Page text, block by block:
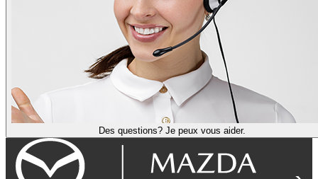
Des questions? Je peux vous aider.